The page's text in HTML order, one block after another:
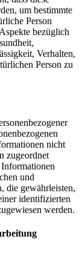
um bestimmte
Person
bezüglich
Verhalten,
Person zu
nicht
zugeordnet
und
die gewährleisten,
identifizierten
werden.